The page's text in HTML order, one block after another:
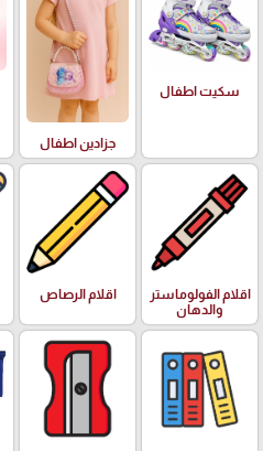
سكيت اطفال
جزادين اطفال
اقلام الفولوماستر
والدهان
اقلام الرصاص